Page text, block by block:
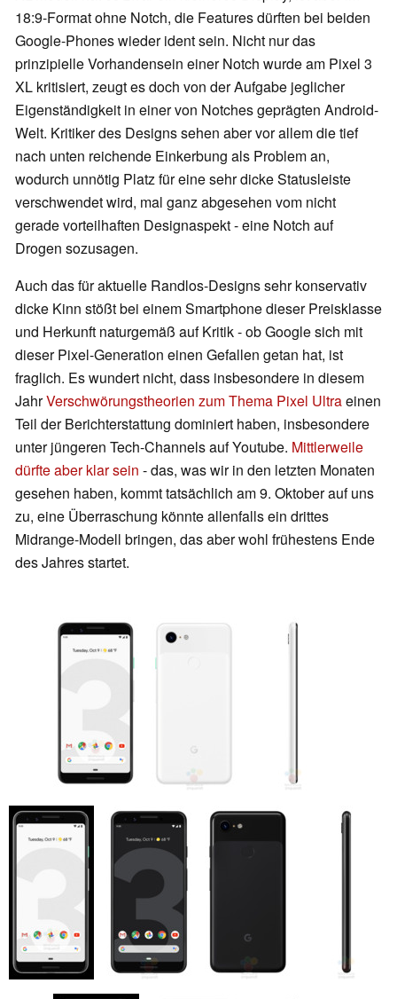
18:9-Format ohne Notch, die Features dürften bei beiden
Google-Phones wieder ident sein. Nicht nur das
prinzipielle Vorhandensein einer Notch wurde am Pixel 3
XL kritisiert, zeugt es doch von der Aufgabe jeglicher
Eigenständigkeit in einer von Notches geprägten Android-
Welt. Kritiker des Designs sehen aber vor allem die tief
nach unten reichende Einkerbung als Problem an,
wodurch unnötig Platz für eine sehr dicke Statusleiste
verschwendet wird, mal ganz abgesehen vom nicht
gerade vorteilhaften Designaspekt - eine Notch auf
Drogen sozusagen.
Auch das für aktuelle Randlos-Designs sehr konservativ
dicke Kinn stößt bei einem Smartphone dieser Preisklasse
und Herkunft naturgemäß auf Kritik - ob Google sich mit
dieser Pixel-Generation einen Gefallen getan hat, ist
fraglich. Es wundert nicht, dass insbesondere in diesem
JahrVerschwörungstheorien zum Thema Pixel Ultraeinen
Teil der Berichterstattung dominiert haben, insbesondere
unter jüngeren Tech-Channels auf Youtube. Mittlerweile
dürfte aber klar sein - das, was wir in den letzten Monaten
gesehen haben, kommt tatsächlich am 9. Oktober auf uns
zu, eine Überraschung könnte allenfalls ein drittes
Midrange-Modell bringen, das aber wohl frühestens Ende
des Jahres startet.